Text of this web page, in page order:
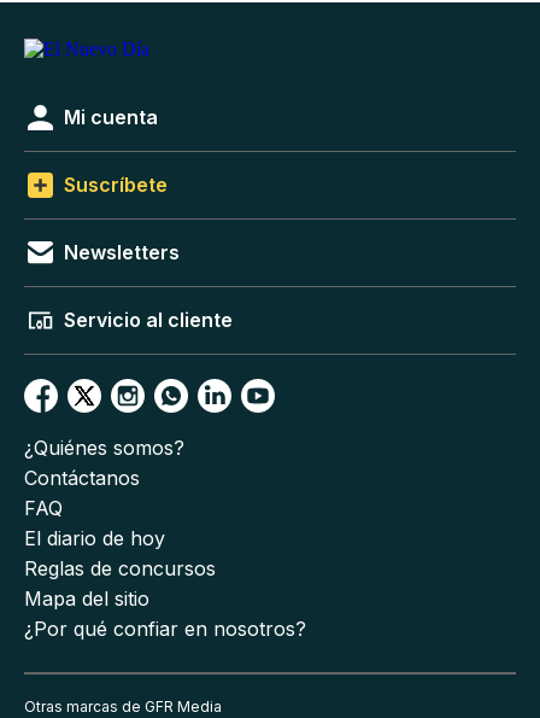
Mi cuenta
Suscríbete
Newsletters
Servicio al cliente
¿Quiénes somos?
Contáctanos
FAQ
El diario de hoy
Reglas de concursos
Mapa del sitio
¿Por qué confiar en nosotros?
Otras marcas de GFR Media